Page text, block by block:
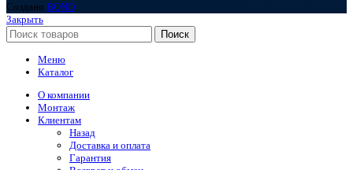
Создано BOND
Закрыть
Поиск
Меню
Каталог
О компании
Монтаж
Клиентам
Назад
Доставка и оплата
Гарантия